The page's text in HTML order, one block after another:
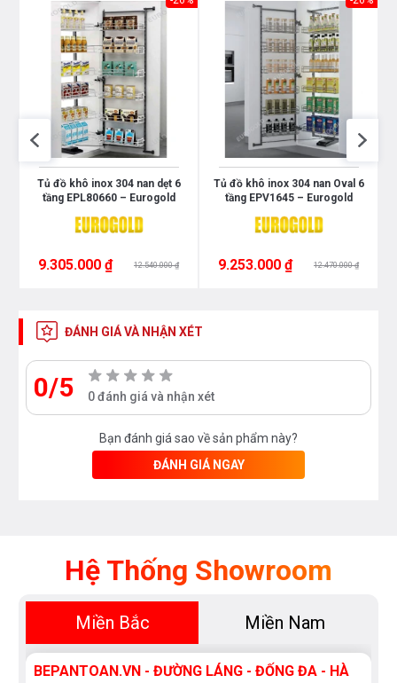
Tủ đồ khô inox 304 nan dẹt 6
tầng EPL80660 – Eurogold
9.305.000 ₫ 12.540.000 ₫
Tủ đồ khô inox 304 nan Oval 6
tầng EPV1645 – Eurogold
9.253.000 ₫ 12.470.000 ₫
ĐÁNH GIÁ VÀ NHẬN XÉT
0/5 0 đánh giá và nhận xét
Bạn đánh giá sao về sản phẩm này?
ĐÁNH GIÁ NGAY
Hệ Thống Showroom
Miền Bắc Miền Nam
BEPANTOAN.VN - ĐƯỜNG LÁNG - ĐỐNG ĐA - HÀ